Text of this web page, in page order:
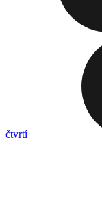
čtvrtí